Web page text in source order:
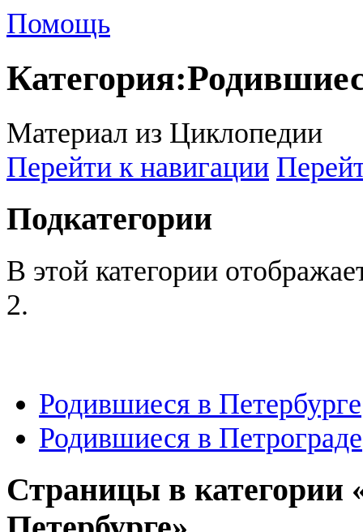
Помощь
Категория:
Материал из Циклопедии
Перейти к навигации
Подкатегории
В этой категории
2.
Родившиеся в Петербурге
Родившиеся в Петрограде
Страницы в категории